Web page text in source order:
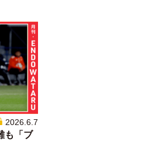
2026.6.7
も「ブ